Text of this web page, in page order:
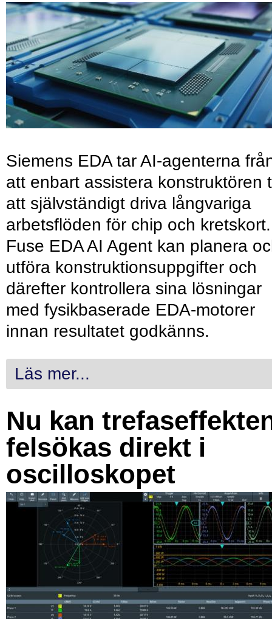
Siemens EDA tar AI-agenterna
att enbart assistera konstruktören
att självständigt driva långvariga
arbetsflöden för chip och kretskort.
Fuse EDA AI Agent kan planera
utföra konstruktionsuppgifter och
därefter kontrollera sina lösningar
med fysikbaserade EDA-motorer
innan resultatet godkänns.
Läs mer...
Nu kan
felsökas direkt i
oscilloskopet